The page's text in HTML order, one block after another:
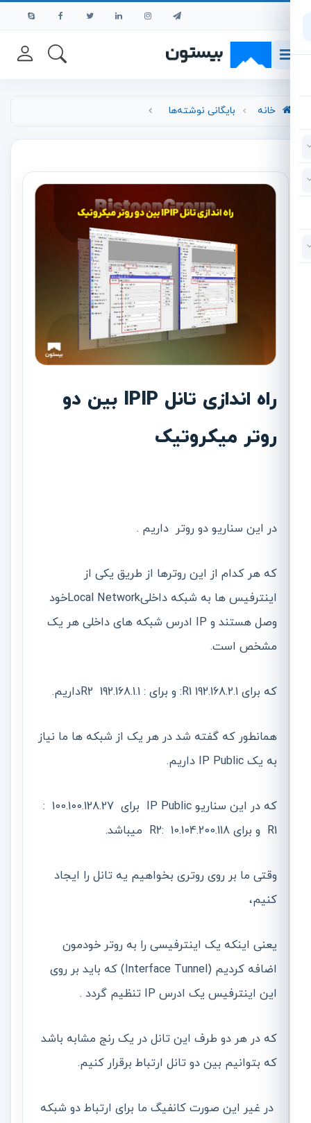
خانه بایگانی نوشته‌ها
راه اندازی تانل IPIP بین دو
روتر میکروتیک
در این سناریو دو روتر داریم .
که هر کدام از این روترها از طریق یکی از
اینترفیس ها به شبکه داخلیLocal Networkخود
وصل هستند و IP ادرس شبکه های داخلی هر یک
مشخص است.
که برای R1 192.168.2.1: و برای : R2 192.168.1.1داریم.
همانطور که گفته شد در هر یک از شبکه ها ما نیاز
به یک IP Public داریم.
که در این سناریو IP Public برای 100.100.128.27 :
R1 و برای 10.104.200.118 :R2 میباشد.
وقتی ما بر روی روتری بخواهیم یه تانل را ایجاد
کنیم،
یعنی اینکه یک اینترفیسی را به روتر خودمون
اضافه کردیم (Interface Tunnel) که باید بر روی
این اینترفیس یک ادرس IP تنظیم گردد .
که در هر دو طرف این تانل در یک رنج مشابه باشد
که بتوانیم بین دو تانل ارتباط برقرار کنیم.
در غیر این صورت کانفیگ ما برای ارتباط دو شبکه